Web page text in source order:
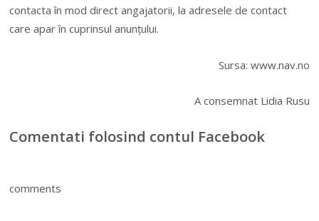
contacta în mod direct angajatorii, la adresele de contact
care apar în cuprinsul anunțului.
Sursa: www.nav.no
A consemnat Lidia Rusu
Comentati folosind contul Facebook
comments